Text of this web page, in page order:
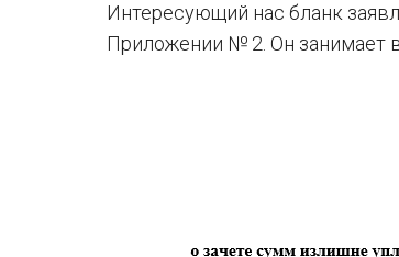
Интересующий нас бланк
Приложении № 2. Он занимает